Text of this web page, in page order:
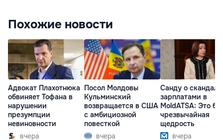
Похожие новости
Адвокат Плахотнюка
обвиняет Тофана в
нарушении
презумпции
невиновности
вчера
Посол Молдовы
Кульминский
возвращается в США
с амбициозной
повесткой
вчера
Санду о
зарплатами в
MoldATSA: Это
чрезвычайная
щедрость
вчера